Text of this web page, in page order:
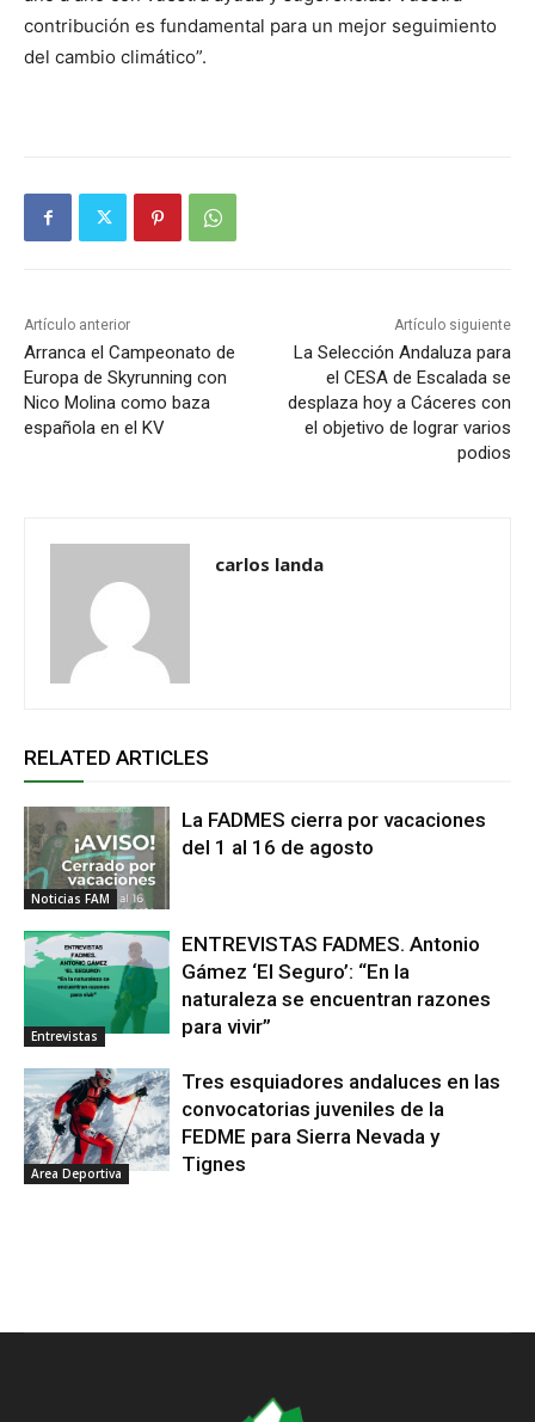
contribución es fundamental para un mejor seguimiento
del cambio climático”.
Artículo anterior
Arranca el Campeonato de
Europa de Skyrunning con
Nico Molina como baza
española en el KV
Artículo siguiente
La Selección Andaluza para
el CESA de Escalada se
desplaza hoy a Cáceres con
el objetivo de lograr varios
podios
carlos landa
RELATED ARTICLES
Noticias FAM
La FADMES cierra por vacaciones
del 1 al 16 de agosto
Entrevistas
ENTREVISTAS FADMES. Antonio
Gámez ‘El Seguro’: “En la
naturaleza se encuentran razones
para vivir”
Area Deportiva
Tres esquiadores andaluces en las
convocatorias juveniles de la
FEDME para Sierra Nevada y
Tignes